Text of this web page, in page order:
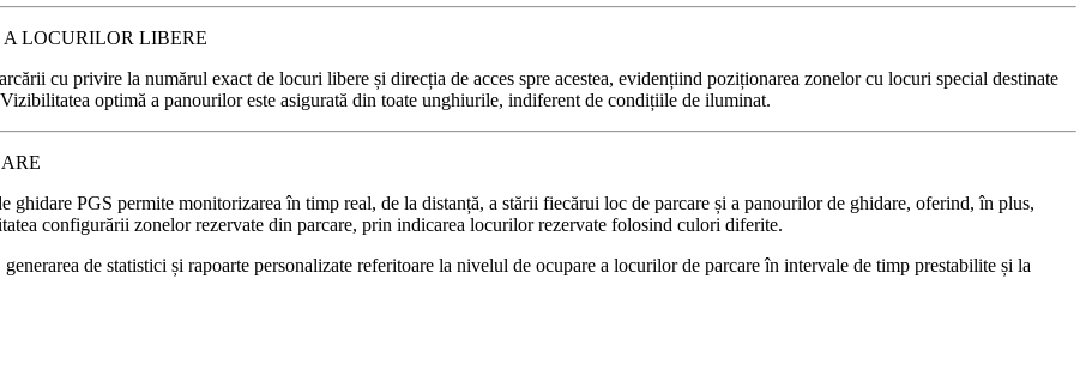
LOCURILOR LIBERE
cu privire la numărul exact de locuri libere și direcția de acces spre acestea, evidențiind poziționarea zonelor cu locuri special destinate
optimă a panourilor este asigurată din toate unghiurile, indiferent de condițiile de iluminat.
ghidare PGS permite monitorizarea în timp real, de la distanță, a stării fiecărui loc de parcare și a panourilor de ghidare, oferind, în plus,
configurării zonelor rezervate din parcare, prin indicarea locurilor rezervate folosind culori diferite.
de statistici și rapoarte personalizate referitoare la nivelul de ocupare a locurilor de parcare în intervale de timp prestabilite și la